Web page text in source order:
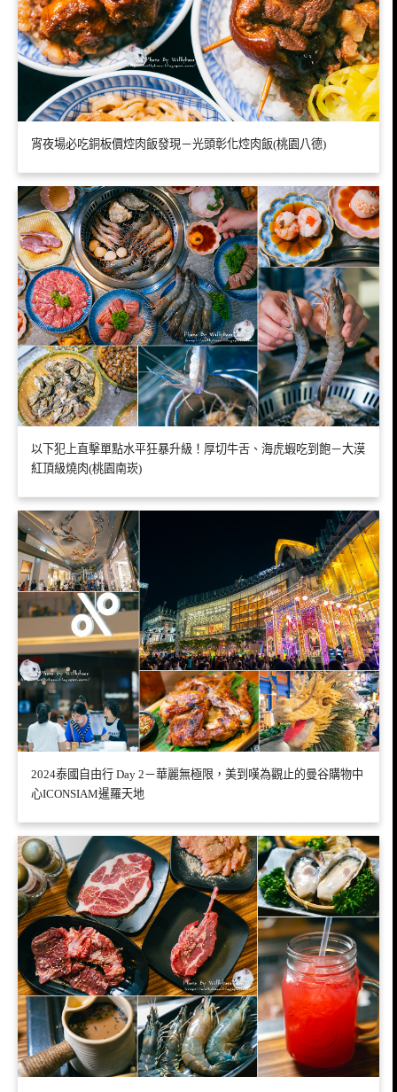
宵夜場必吃銅板價焢肉飯發現－光頭彰化焢肉飯(桃園八德)
以下犯上直擊單點水平狂暴升級！厚切牛舌、海虎蝦吃到飽－大漠
紅頂級燒肉(桃園南崁)
2024泰國自由行 Day 2－華麗無極限，美到嘆為觀止的曼谷購物中
心ICONSIAM暹羅天地